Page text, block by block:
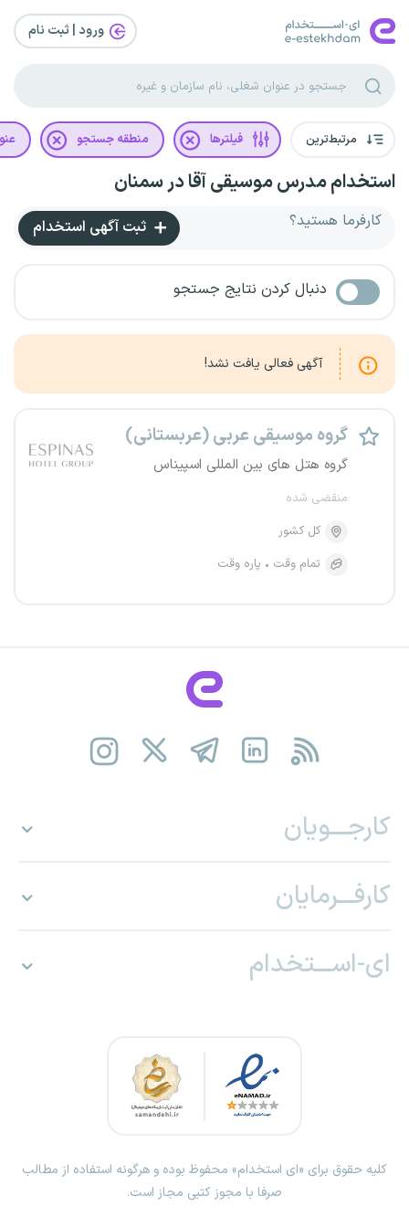
ورود | ثبت‌ نام
مرتبط‌ترین فیلترها منطقه جستجو
استخدام مدرس موسیقی آقا در سمنان
کارفرما هستید؟ ثبت آگهی استخدام
دنبال کردن نتایج جستجو
آگهی فعالی یافت نشد!
گروه موسیقی عربی (عربستانی)
گروه هتل های بین المللی اسپیناس
منقضی شده
کل کشور
تمام وقت
پاره وقت
کارجـــویان
کارفـــرمایان
ای-اســـتخدام
کلیه حقوق برای «ای استخدام» محفوظ بوده و هرگونه استفاده از مطالب
صرفا با مجوز کتبی مجاز است.